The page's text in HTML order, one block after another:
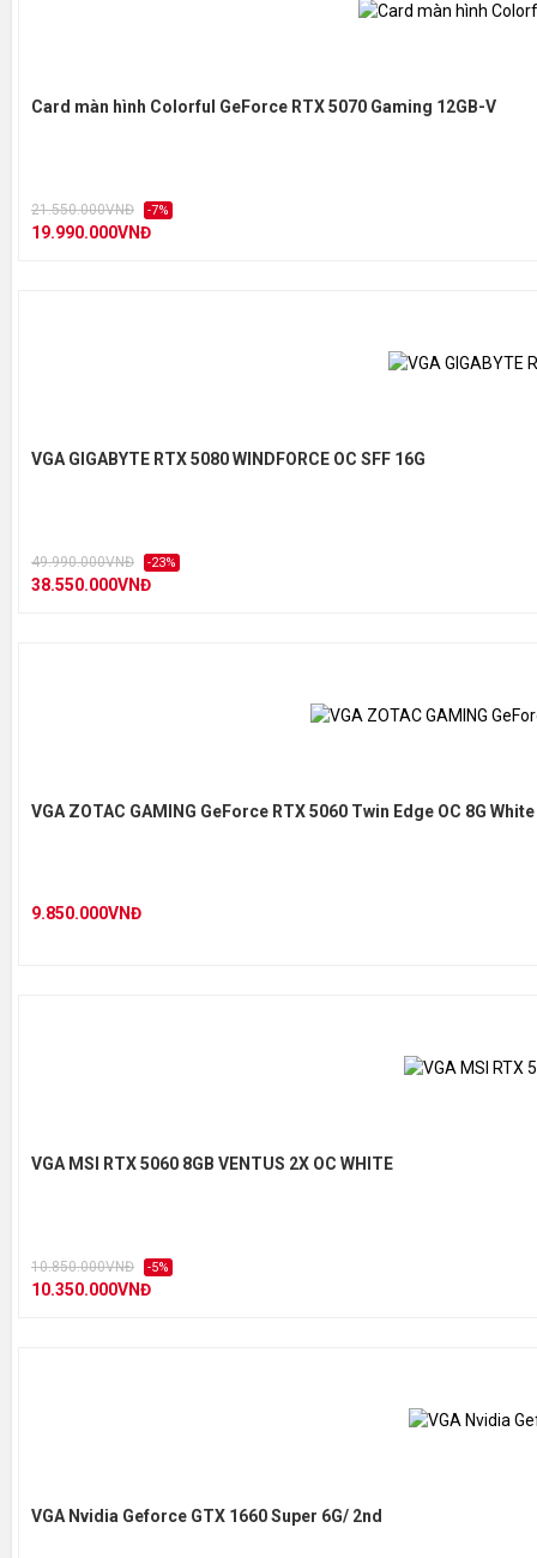
Card màn hình Colorful GeForce RTX 5070 Gaming 12GB-V
21.550.000VNĐ -7%
19.990.000VNĐ
VGA GIGABYTE RTX 5080 WINDFORCE OC SFF 16G
49.990.000VNĐ -23%
38.550.000VNĐ
VGA ZOTAC GAMING GeForce RTX 5060 Twin Edge OC 8G
9.850.000VNĐ
VGA MSI RTX 5060 8GB VENTUS 2X OC WHITE
10.850.000VNĐ -5%
10.350.000VNĐ
VGA Nvidia Geforce GTX 1660 Super 6G/ 2nd